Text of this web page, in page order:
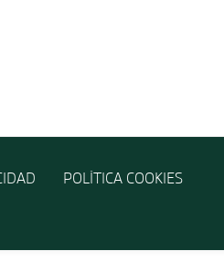
POLÍTICA COOKIES